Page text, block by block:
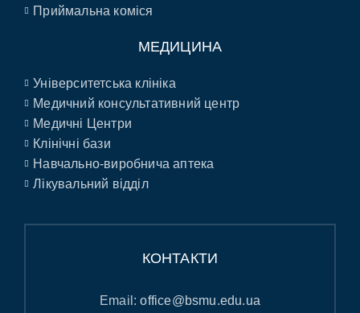
Приймальна коміся
МЕДИЦИНА
Університетська клініка
Медичний консультативний центр
Медичні Центри
Клінічні бази
Навчально-виробнича аптека
Лікувальний відділ
КОНТАКТИ
Email:office@bsmu.edu.ua